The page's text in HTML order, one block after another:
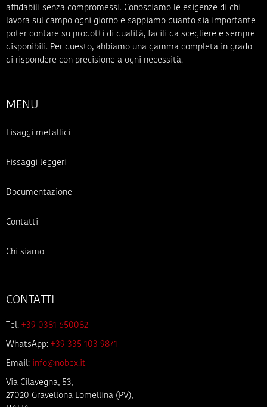
affidabili senza compromessi. Conosciamo le esigenze di chi
lavora sul campo ogni giorno e sappiamo quanto sia importante
poter contare su prodotti di qualità, facili da scegliere e sempre
disponibili. Per questo, abbiamo una gamma completa in grado
di rispondere con precisione a ogni necessità.
MENU
Fisaggi metallici
Fissaggi leggeri
Documentazione
Contatti
Chi siamo
CONTATTI
Tel. +39 0381 650082
WhatsApp: +39 335 103 9871
Email: info@nobex.it
Via Cilavegna, 53,
27020 Gravellona Lomellina (PV),